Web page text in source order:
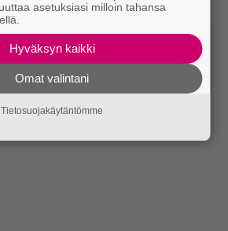
asetuksiasi milloin tahansa
Hyväksyn kaikki
Omat valintani
Tietosuojakäytäntömme